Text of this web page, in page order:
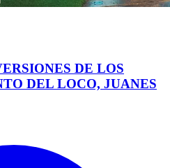
DE LOS
DEL LOCO, JUANES